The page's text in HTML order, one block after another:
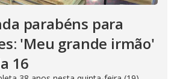
parabéns para
'Meu grande irmão'
16